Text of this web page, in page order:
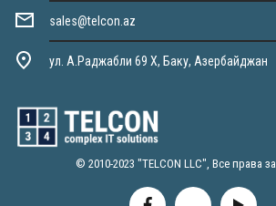
sales@telcon.az
ул. А.Раджабли 69 X, Баку, Азербайджан
© 2010-2023 "TELCON LLC", Все права